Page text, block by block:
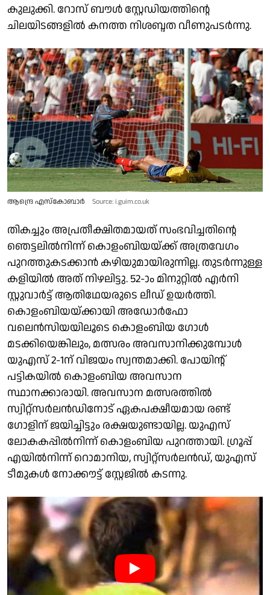
കുലുക്കി. റോസ് ബൗള്‍ സ്റ്റേഡിയത്തിന്റെ
ചിലയിടങ്ങളില്‍ കനത്ത നിശബ്ദത വീണുപടര്‍ന്നു.
ആന്ദ്രെ എസ്‌കോബാര്‍ Source: i.guim.co.uk
തികച്ചും അപ്രതീക്ഷിതമായത് സംഭവിച്ചതിന്റെ
ഞെട്ടലില്‍നിന്ന് കൊളംബിയയ്ക്ക് അത്രവേഗം
പുറത്തുകടക്കാന്‍ കഴിയുമായിരുന്നില്ല. തുടര്‍ന്നുള്ള
കളിയില്‍ അത് നിഴലിട്ടു. 52-ാം മിനുറ്റില്‍ എര്‍നി
സ്റ്റുവാര്‍ട്ട് ആതിഥേയരുടെ ലീഡ് ഉയര്‍ത്തി.
കൊളംബിയയ്ക്കായി അഡോര്‍ഫോ
വലെന്‍സിയയിലൂടെ കൊളംബിയ ഗോള്‍
മടക്കിയെങ്കിലും, മത്സരം അവസാനിക്കുമ്പോള്‍
യുഎസ് 2-1ന് വിജയം സ്വന്തമാക്കി. പോയിന്റ്
പട്ടികയില്‍ കൊളംബിയ അവസാന
സ്ഥാനക്കാരായി. അവസാന മത്സരത്തില്‍
സ്വിറ്റ്സര്‍ലന്‍ഡിനോട് ഏകപക്ഷീയമായ രണ്ട്
ഗോളിന് ജയിച്ചിട്ടും രക്ഷയുണ്ടായില്ല. യുഎസ്
ലോകകപ്പില്‍നിന്ന് കൊളംബിയ പുറത്തായി. ഗ്രൂപ്പ്
എയില്‍നിന്ന് റൊമാനിയ, സ്വിറ്റ്സര്‍ലന്‍ഡ്, യുഎസ്
ടീമുകള്‍ നോക്കൗട്ട് സ്റ്റേജില്‍ കടന്നു.